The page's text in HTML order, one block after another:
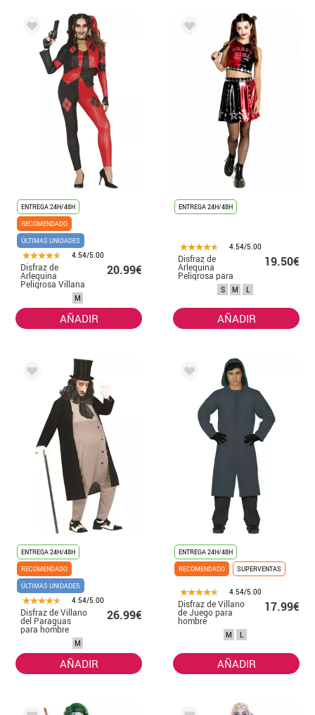
ENTREGA 24H/48H
RECOMENDADO
ÚLTIMAS UNIDADES
4.54/5.00
Disfraz de
Arlequina
Peligrosa Villana
para mujer
20.99€
M
AÑADIR
ENTREGA 24H/48H
4.54/5.00
Disfraz de
Arlequina
Peligrosa para
mujer
19.50€
S M L
AÑADIR
ENTREGA 24H/48H
RECOMENDADO
ÚLTIMAS UNIDADES
4.54/5.00
Disfraz de Villano
del Paraguas
para hombre
26.99€
M
AÑADIR
ENTREGA 24H/48H
RECOMENDADO
SUPERVENTAS
4.54/5.00
Disfraz de Villano
de Juego para
hombre
17.99€
M L
AÑADIR